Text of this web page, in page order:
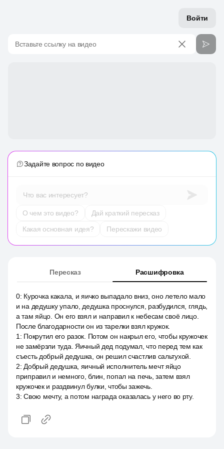
Войти
Вставьте ссылку на видео
Задайте вопрос по видео
Что вас интересует?
О чем это видео?
Дай краткий пересказ
Какая основная идея?
Перескажи видео
Пересказ Расшифровка
0: Курочка какала, и яичко выпадало вниз, оно летело мало
и на дедушку упало, дедушка проснулся, разбудился, глядь,
а там яйцо. Он его взял и направил к небесам своё лицо.
После благодарности он из тарелки взял кружок.
1 : Покрутил его разок. Потом он накрыл его, чтобы кружочек
не замёрзли туда. Яичный дед подумал, что перед тем как
съесть добрый дедушка, он решил счастлив сальтухой.
2: Добрый дедушка, яичный исполнитель мечт яйцо
приправил и немного, блин, попал на печь, затем взял
кружочек и раздвинул булки, чтобы зажечь.
3:Свою мечту, а потом награда оказалась у него во рту.